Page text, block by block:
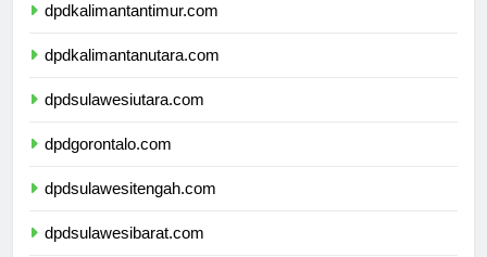
dpdkalimantantimur.com
dpdkalimantanutara.com
dpdsulawesiutara.com
dpdgorontalo.com
dpdsulawesitengah.com
dpdsulawesibarat.com